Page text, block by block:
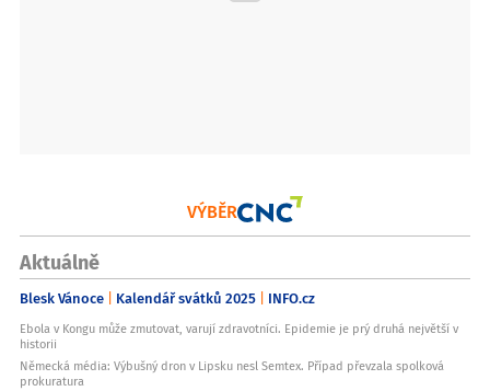
VÝBĚR
Aktuálně
Blesk Vánoce Kalendář svátků 2025 INFO.cz
Ebola v Kongu může zmutovat, varují zdravotníci. Epidemie je prý druhá největší v
historii
Německá média: Výbušný dron v Lipsku nesl Semtex. Případ převzala spolková
prokuratura